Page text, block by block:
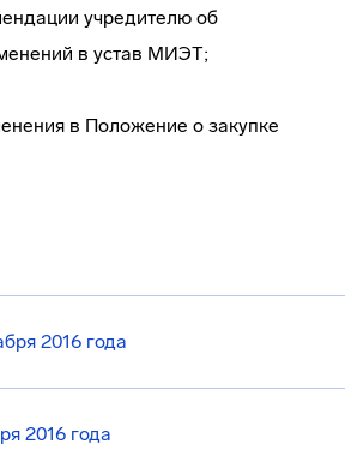
2016 года
2016 года
учредителю об
в устав МИЭТ;
в Положение о закупке